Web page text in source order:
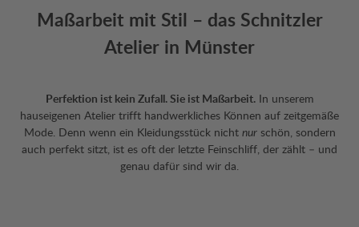
Maßarbeit mit Stil – das Schnitzler
Atelier in Münster
Perfektion ist kein Zufall. Sie ist Maßarbeit.In unserem
hauseigenen Atelier trifft handwerkliches Können auf zeitgemäße
Mode. Denn wenn ein Kleidungsstück nicht nurschön, sondern
auch perfekt sitzt, ist es oft der letzte Feinschliff, der zählt – und
genau dafür sind wir da.